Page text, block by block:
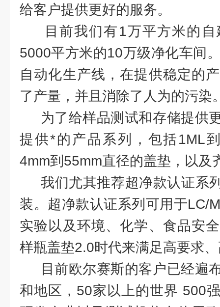
给客户提供更好的服务。
目前我们有1万平方米的自
5000平方米的10万级净化车间
自动化生产线，在提供稳定的
了产量，并且消除了人为的污染
为了给样品测试和存储提供
提供*的产品系列，包括1ML
4mm到55mm直径的盖垫，以及
我们尤其推荐超净款认证系
装。超净款认证系列可用于LC/
实验以及环境、化学、食品安
样瓶盖垫2.0时代来满足高要求
目前欧尔赛斯的客户已经遍
和地区，50家以上的世界 500